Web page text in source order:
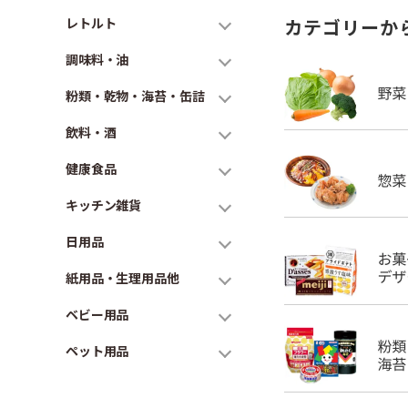
レトルト
調味料・油
粉類・乾物・海苔・缶詰
飲料・酒
健康食品
キッチン雑貨
日用品
紙用品・生理用品他
ベビー用品
ペット用品
カテゴリーか